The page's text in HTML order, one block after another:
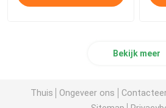
Bekijk meer
Thuis Ongeveer ons